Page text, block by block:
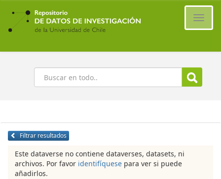
Ir
contenido
principal
Buscar
Filtrar resultados
Este dataverse no contiene dataverses, datasets, ni
archivos. Por favor identifíquese para ver si puede
añadirlos.